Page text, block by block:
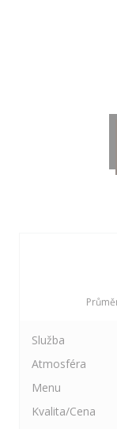
Služba
Atmosféra
Menu
Kvalita/Cena